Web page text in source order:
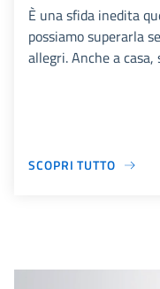
È una sfida inedita
possiamo superarla
allegri. Anche a
SCOPRI TUTTO